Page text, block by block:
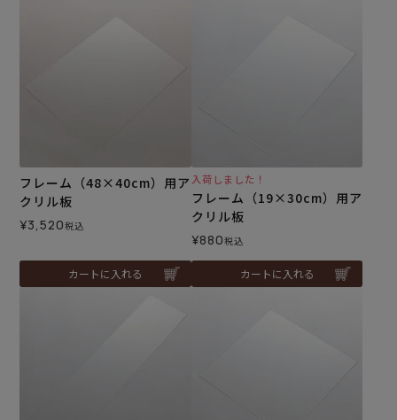
フレーム（48×40cm）用ア
クリル板
¥3,520税込
カートに入れる
入荷しました！
フレーム（19×30cm）用ア
クリル板
¥880税込
カートに入れる